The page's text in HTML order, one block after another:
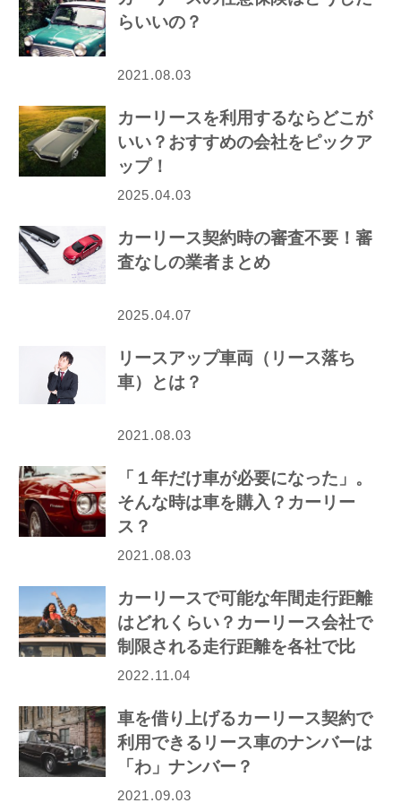
らいいの？
2021.08.03
カーリースを利用するならどこが
いい？おすすめの会社をピックア
ップ！
2025.04.03
カーリース契約時の審査不要！審
査なしの業者まとめ
2025.04.07
リースアップ車両（リース落ち
車）とは？
2021.08.03
「１年だけ車が必要になった」。
そんな時は車を購入？カーリー
ス？
2021.08.03
カーリースで可能な年間走行距離
はどれくらい？カーリース会社で
制限される走行距離を各社で比
較！
2022.11.04
車を借り上げるカーリース契約で
利用できるリース車のナンバーは
「わ」ナンバー？
2021.09.03